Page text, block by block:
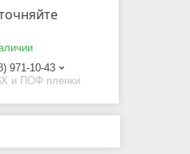
971-10-43
и ПОФ пленки